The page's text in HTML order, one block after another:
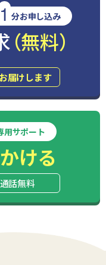
1 分お申し込み
（無料）
届けします
用サポート
ける
通話無料